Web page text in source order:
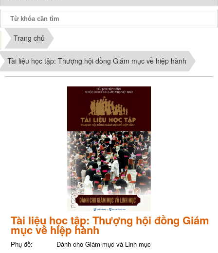
Trang chủ
Tài liệu học tập: Thượng hội đồng Giám mục về hiệp hành
Tài liệu học tập: Thượng hội đồng Giám
mục về hiệp hành
Phụ đề:
Dành cho Giám mục và Linh mục